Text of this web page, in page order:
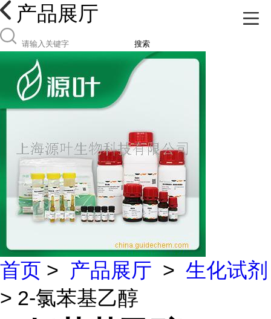
产品展厅
搜索
首页 > 产品展厅 > 生化试剂
> 2-氯苯基乙醇